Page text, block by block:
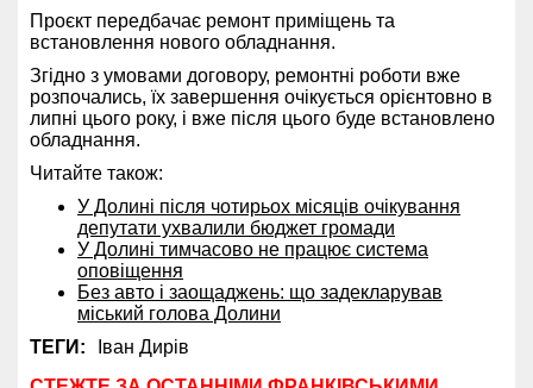
Проєкт передбачає ремонт приміщень та
встановлення нового обладнання.
Згідно з умовами договору, ремонтні роботи вже
розпочались, їх завершення очікується орієнтовно в
липні цього року, і вже після цього буде встановлено
обладнання.
Читайте також:
У Долині після чотирьох місяців очікування
депутати ухвалили бюджет громади
У Долині тимчасово не працює система
оповіщення
Без авто і заощаджень: що задекларував
міський голова Долини
ТЕГИ:
Іван Дирів